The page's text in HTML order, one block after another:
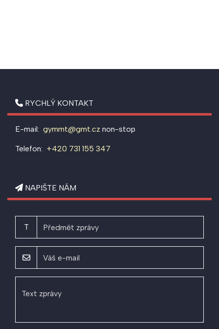
RYCHLÝ KONTAKT
E-mail: gymmt@gmt.cz non-stop
Telefon: +420 731 155 347
NAPIŠTE NÁM
T